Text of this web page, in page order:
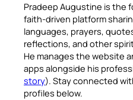
Pradeep Augustine is the
faith-driven platform
languages, prayers,
reflections, and other
He manages the website
apps alongside his
story). Stay connected
profiles below.